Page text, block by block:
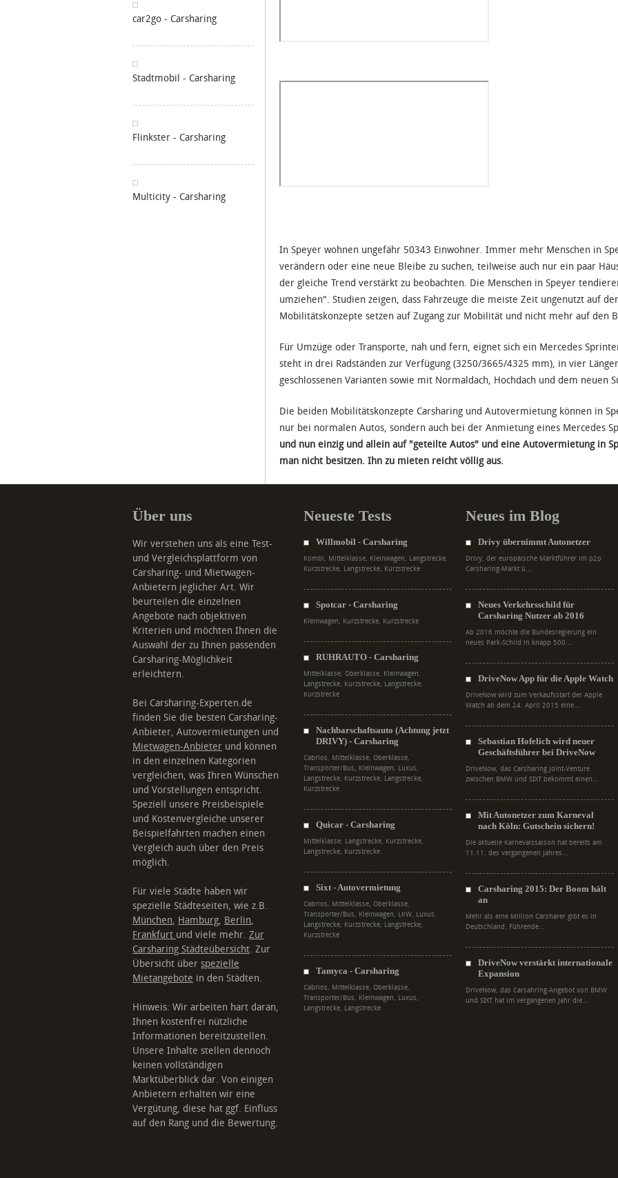
In Speyer wohnen ungefähr 50343 Einwohner. Immer mehr Menschen in
verändern oder eine neue Bleibe zu suchen, teilweise auch nur ein paar
der gleiche Trend verstärkt zu beobachten. Die Menschen in Speyer
umziehen". Studien zeigen, dass Fahrzeuge die meiste Zeit ungenutzt auf
Mobilitätskonzepte setzen auf Zugang zur Mobilität und nicht mehr auf den
Für Umzüge oder Transporte, nah und fern, eignet sich ein Mercedes
steht in drei Radständen zur Verfügung (3250/3665/4325 mm), in vier
geschlossenen Varianten sowie mit Normaldach, Hochdach und dem neuen
Die beiden Mobilitätskonzepte Carsharing und Autovermietung können in
nur bei normalen Autos, sondern auch bei der Anmietung eines Mercedes
und nun einzig und allein auf "geteilte Autos" und eine Autovermietung in
man nicht besitzen. Ihn zu mieten reicht völlig aus.
car2go - Carsharing
Stadtmobil - Carsharing
Flinkster - Carsharing
Multicity - Carsharing
Über uns
Wir verstehen uns als eine Test-
und Vergleichsplattform von
Carsharing- und Mietwagen-
Anbietern jeglicher Art. Wir
beurteilen die einzelnen
Angebote nach objektiven
Kriterien und möchten Ihnen die
Auswahl der zu Ihnen passenden
Carsharing-Möglichkeit
erleichtern.
Bei Carsharing-Experten.de
finden Sie die besten Carsharing-
Anbieter, Autovermietungen und
Mietwagen-Anbieter und können
in den einzelnen Kategorien
vergleichen, was Ihren Wünschen
und Vorstellungen entspricht.
Speziell unsere Preisbeispiele
und Kostenvergleiche unserer
Beispielfahrten machen einen
Vergleich auch über den Preis
möglich.
Für viele Städte haben wir
spezielle Städteseiten, wie z.B.
München, Hamburg, Berlin,
Frankfurt und viele mehr. Zur
Carsharing Städteübersicht. Zur
Übersicht über spezielle
Mietangebote in den Städten.
Hinweis: Wir arbeiten hart daran,
Ihnen kostenfrei nützliche
Informationen bereitzustellen.
Unsere Inhalte stellen dennoch
keinen vollständigen
Marktüberblick dar. Von einigen
Anbietern erhalten wir eine
Vergütung, diese hat ggf. Einfluss
auf den Rang und die Bewertung.
Neueste Tests
Willmobil - Carsharing
Kombi, Mittelklasse, Kleinwagen, Langstrecke,
Kurzstrecke, Langstrecke, Kurzstrecke
Spotcar - Carsharing
Kleinwagen, Kurzstrecke, Kurzstrecke
RUHRAUTO - Carsharing
Mittelklasse, Oberklasse, Kleinwagen,
Langstrecke, Kurzstrecke, Langstrecke,
Kurzstrecke
Nachbarschaftsauto (Achtung jetzt
DRIVY) - Carsharing
Cabrios, Mittelklasse, Oberklasse,
Transporter/Bus, Kleinwagen, Luxus,
Langstrecke, Kurzstrecke, Langstrecke,
Kurzstrecke
Quicar - Carsharing
Mittelklasse, Langstrecke, Kurzstrecke,
Langstrecke, Kurzstrecke
Sixt - Autovermietung
Cabrios, Mittelklasse, Oberklasse,
Transporter/Bus, Kleinwagen, LKW, Luxus,
Langstrecke, Kurzstrecke, Langstrecke,
Kurzstrecke
Tamyca - Carsharing
Cabrios, Mittelklasse, Oberklasse,
Transporter/Bus, Kleinwagen, Luxus,
Langstrecke, Langstrecke
Neues im Blog
Drivy übernimmt Autonetzer
Drivy, der europäische Marktführer im p2p
Carsharing-Markt ü...
Neues Verkehrsschild für
Carsharing Nutzer ab 2016
Ab 2016 möchte die Bundesregierung ein
neues Park-Schild in knapp 500...
DriveNow App für die Apple Watch
DriveNow wird zum Verkaufsstart der Apple
Watch ab dem 24. April 2015 eine...
Sebastian Hofelich wird neuer
Geschäftsführer bei DriveNow
DriveNow, das Carsharing Joint-Venture
zwischen BMW und SIXT bekommt einen...
Mit Autonetzer zum Karneval
nach Köln: Gutschein sichern!
Die aktuelle Karnevalssaison hat bereits am
11.11. des vergangenen Jahres...
Carsharing 2015: Der Boom hält
an
Mehr als eine Million Carsharer gibt es in
Deutschland. Führende...
DriveNow verstärkt internationale
Expansion
DriveNow, das Carsahring-Angebot von BMW
und SIXT hat im vergangenen Jahr die...